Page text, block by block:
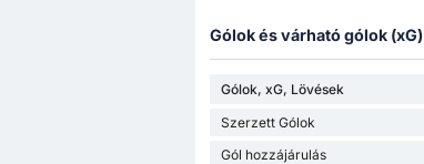
Gólok és várható gólok (xG)
Gólok, xG, Lövések
Szerzett Gólok
Gól hozzájárulás